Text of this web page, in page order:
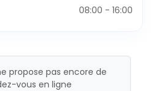
08:00 - 16:00
propose pas encore de
vous en ligne